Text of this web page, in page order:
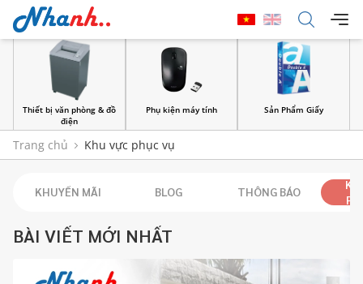
Thiết bị văn phòng & đồ
điện
Phụ kiện máy tính Sản Phẩm Giấy
Trang chủ Khu vực phục vụ
KHUYẾN MÃI BLOG THÔNG BÁO
BÀI VIẾT MỚI NHẤT